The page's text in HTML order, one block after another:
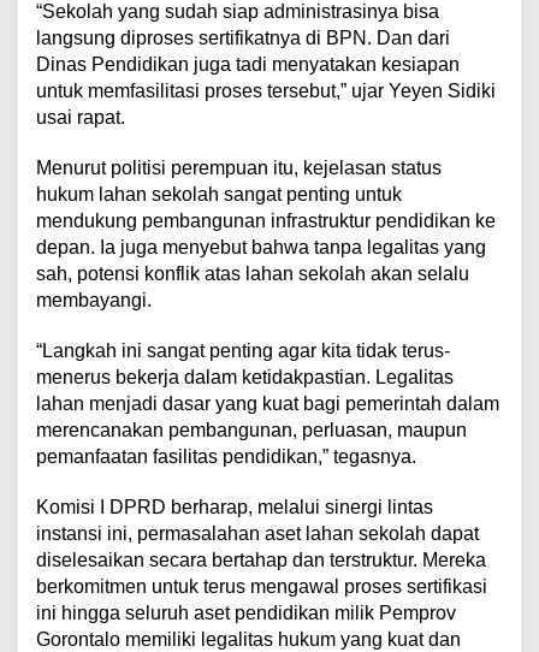
“Sekolah yang sudah siap administrasinya bisa
langsung diproses sertifikatnya di BPN. Dan dari
Dinas Pendidikan juga tadi menyatakan kesiapan
untuk memfasilitasi proses tersebut,” ujar Yeyen Sidiki
usai rapat.
Menurut politisi perempuan itu, kejelasan status
hukum lahan sekolah sangat penting untuk
mendukung pembangunan infrastruktur pendidikan ke
depan. Ia juga menyebut bahwa tanpa legalitas yang
sah, potensi konflik atas lahan sekolah akan selalu
membayangi.
“Langkah ini sangat penting agar kita tidak terus-
menerus bekerja dalam ketidakpastian. Legalitas
lahan menjadi dasar yang kuat bagi pemerintah dalam
merencanakan pembangunan, perluasan, maupun
pemanfaatan fasilitas pendidikan,” tegasnya.
Komisi I DPRD berharap, melalui sinergi lintas
instansi ini, permasalahan aset lahan sekolah dapat
diselesaikan secara bertahap dan terstruktur. Mereka
berkomitmen untuk terus mengawal proses sertifikasi
ini hingga seluruh aset pendidikan milik Pemprov
Gorontalo memiliki legalitas hukum yang kuat dan